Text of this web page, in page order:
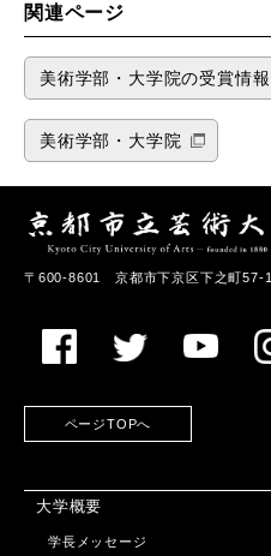
関連ページ
美術学部・大学院の受賞情報
美術学部・大学院
〒600-8601 京都市下京区下之町57-1
ページTOPへ
大学概要
学長メッセージ